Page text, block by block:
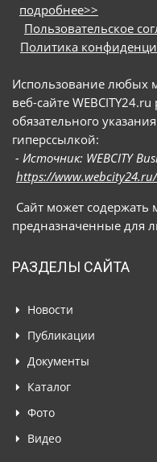
подробнее>>
Пользовательское
Политика
Использование любых
веб-сайте
обязательного
гиперссылкой:
- Источник: WEBCITY
https://www.webcity24.ru/
Сайт может содержать
предназначенные для
РАЗДЕЛЫ САЙТА
Новости
Публикации
Документы
Каталог
Фото
Видео